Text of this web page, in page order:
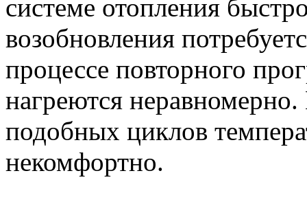
системе отопления
возобновления
процессе повторного
нагреются
подобных циклов
некомфортно.